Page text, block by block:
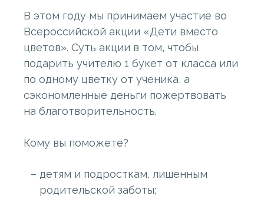
В этом году мы принимаем участие во
Всероссийской акции «Дети вместо
цветов». Суть акции в том, чтобы
подарить учителю 1 букет от класса или
по одному цветку от ученика, а
сэкономленные деньги пожертвовать
на благотворительность.
Кому вы поможете?
детям и подросткам, лишенным
родительской заботы;